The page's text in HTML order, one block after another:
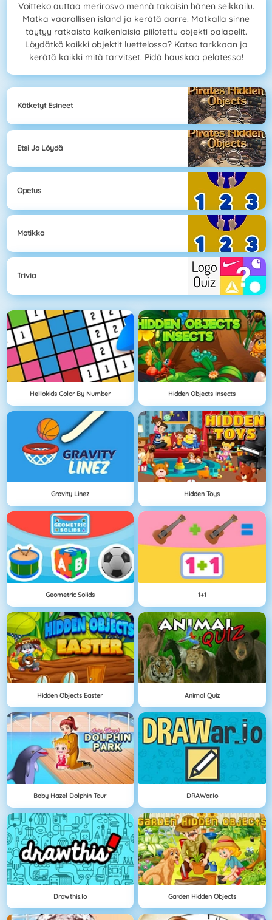
Voitteko auttaa merirosvo mennä takaisin hänen seikkailu.
Matka vaarallisen island ja kerätä aarre. Matkalla sinne
täytyy ratkaista kaikenlaisia piilotettu objekti palapelit.
Löydätkö kaikki objektit luettelossa? Katso tarkkaan ja
kerätä kaikki mitä tarvitset. Pidä hauskaa pelatessa!
Kätketyt Esineet
Etsi Ja Löydä
Opetus
Matikka
Trivia
Hellokids Color By Number Hidden Objects Insects
Gravity Linez Hidden Toys
Geometric Solids 1+1
Hidden Objects Easter Animal Quiz
Baby Hazel Dolphin Tour DRAWar.io
Drawthis.io Garden Hidden Objects